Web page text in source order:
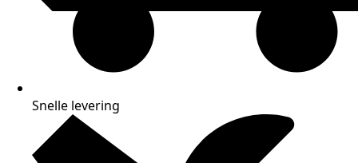
Snelle levering